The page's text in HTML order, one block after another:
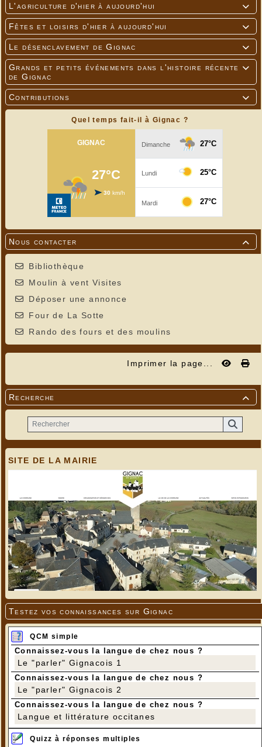

L'agriculture d'hier à aujourd'hui

Fêtes et loisirs d'hier à aujourd'hui

Le désenclavement de Gignac

Grands et petits événements dans l'histoire récente
de Gignac

Contributions
Quel temps fait-il à Gignac ?

Nous contacter
Bibliothèque
Moulin à vent Visites
Déposer une annonce
Four de La Sotte
Rando des fours et des moulins
Imprimer la page...

Recherche
SITE DE LA MAIRIE
Testez vos connaissances sur Gignac
QCM simple
Connaissez-vous la langue de chez nous ?
Le "parler" Gignacois 1
Connaissez-vous la langue de chez nous ?
Le "parler" Gignacois 2
Connaissez-vous la langue de chez nous ?
Langue et littérature occitanes
Quizz à réponses multiples